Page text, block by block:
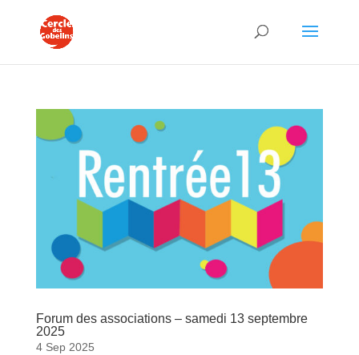
Forum des associations – samedi 13 septembre
2025
4 Sep 2025